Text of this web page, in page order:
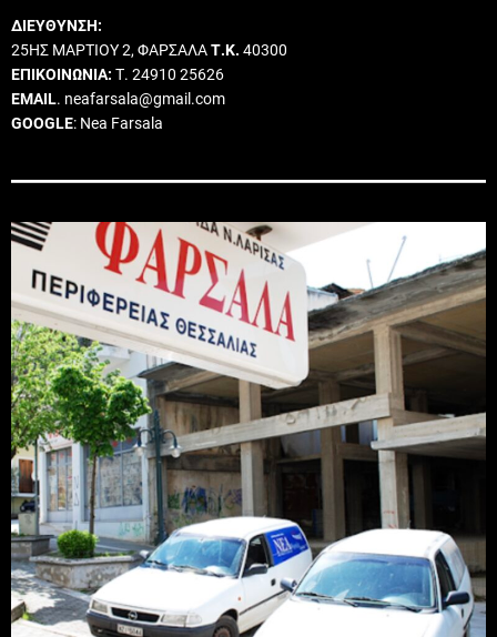
ΔΙΕΥΘΥΝΣΗ:
25ΗΣ ΜΑΡΤΙΟΥ 2, ΦΑΡΣΑΛΑΤ.Κ. 40300
ΕΠΙΚΟΙΝΩΝΙΑ: Τ. 24910 25626
EMAIL. neafarsala@gmail.com
GOOGLE: Nea Farsala